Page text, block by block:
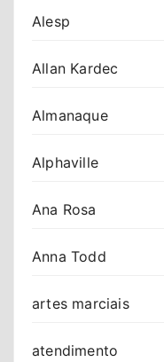
Alesp
Allan Kardec
Almanaque
Alphaville
Ana Rosa
Anna Todd
artes marciais
atendimento